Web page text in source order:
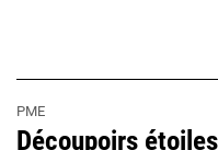
PME
Découpoirs